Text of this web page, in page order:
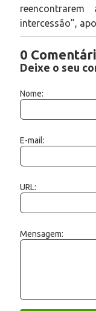
intercessão”,
0
Deixe o seu
Nome:
E-mail:
URL:
Mensagem: